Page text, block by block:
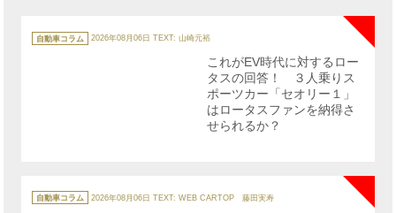
テ
ゴ
自動車コラム 2026年08月06日 TEXT: 山崎元裕
これがEV時代に対するロー
タスの回答！ ３人乗りス
ポーツカー「セオリー１」
はロータスファンを納得さ
せられるか？
テ
ゴ
自動車コラム 2026年08月06日 TEXT: WEB CARTOP 藤田実寿